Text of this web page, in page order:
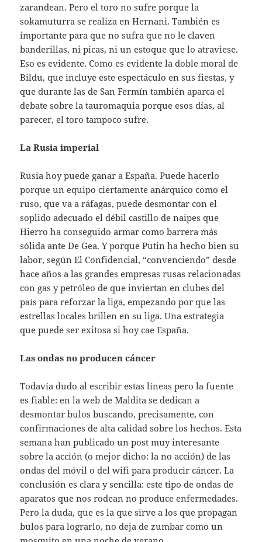
zarandean. Pero el toro no sufre porque la
sokamuturra se realiza en Hernani. También es
importante para que no sufra que no le claven
banderillas, ni picas, ni un estoque que lo atraviese.
Eso es evidente. Como es evidente la doble moral de
Bildu, que incluye este espectáculo en sus fiestas, y
que durante las de San Fermín también aparca el
debate sobre la tauromaquia porque esos días, al
parecer, el toro tampoco sufre.
La Rusia imperial
Rusia hoy puede ganar a España. Puede hacerlo
porque un equipo ciertamente anárquico como el
ruso, que va a ráfagas, puede desmontar con el
soplido adecuado el débil castillo de naipes que
Hierro ha conseguido armar como barrera más
sólida ante De Gea. Y porque Putin ha hecho bien su
labor, según El Confidencial, “convenciendo” desde
hace años a las grandes empresas rusas relacionadas
con gas y petróleo de que inviertan en clubes del
país para reforzar la liga, empezando por que las
estrellas locales brillen en su liga. Una estrategia
que puede ser exitosa si hoy cae España.
Las ondas no producen cáncer
Todavía dudo al escribir estas líneas pero la fuente
es fiable: en la web de Maldita se dedican a
desmontar bulos buscando, precisamente, con
confirmaciones de alta calidad sobre los hechos. Esta
semana han publicado un post muy interesante
sobre la acción (o mejor dicho: la no acción) de las
ondas del móvil o del wifi para producir cáncer. La
conclusión es clara y sencilla: este tipo de ondas de
aparatos que nos rodean no produce enfermedades.
Pero la duda, que es la que sirve a los que propagan
bulos para lograrlo, no deja de zumbar como un